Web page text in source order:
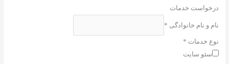
درخواست خدمات
نام و نام خانوادگی *
نوع خدمات *
سئو سایت